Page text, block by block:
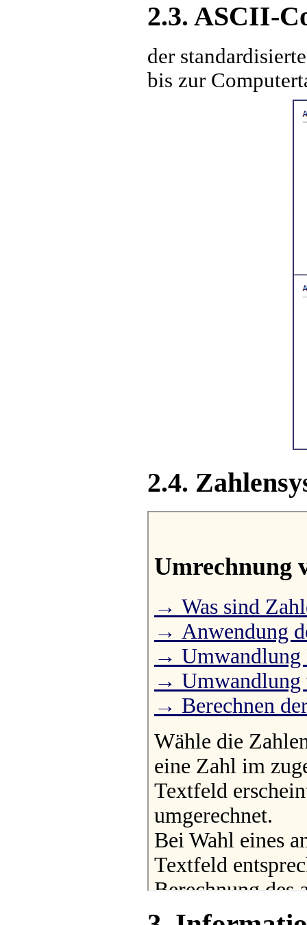
2.3. ASCII-
der
bis zur
2.4.